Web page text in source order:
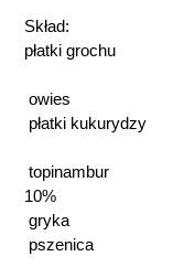
Skład:
płatki grochu
owies
płatki kukurydzy
topinambur
10%
gryka
pszenica